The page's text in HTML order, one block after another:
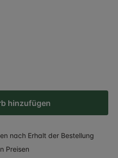
hinzufügen
nach Erhalt der Bestellung
Preisen